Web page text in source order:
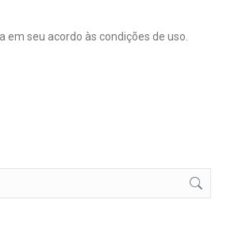
em seu acordo às condições de uso.